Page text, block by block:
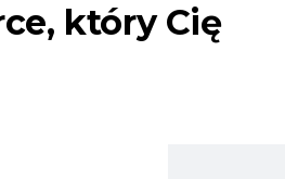
który Cię